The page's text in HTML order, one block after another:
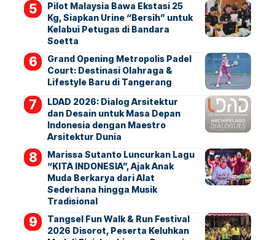
Pilot Malaysia Bawa Ekstasi 25
Kg, Siapkan Urine “Bersih” untuk
Kelabui Petugas di Bandara
Soetta
Grand Opening Metropolis Padel
Court: Destinasi Olahraga &
Lifestyle Baru di Tangerang
LDAD 2026: Dialog Arsitektur
dan Desain untuk Masa Depan
Indonesia dengan Maestro
Arsitektur Dunia
Marissa Sutanto Luncurkan Lagu
“KITA INDONESIA”, Ajak Anak
Muda Berkarya dari Alat
Sederhana hingga Musik
Tradisional
Tangsel Fun Walk & Run Festival
2026 Disorot, Peserta Keluhkan